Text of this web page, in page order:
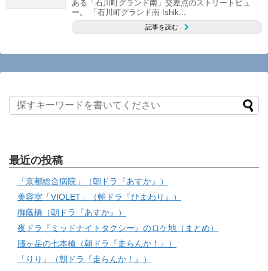
ある「石川町グランド南」交差点のストリートビュ
ー。 「石川町グランド南 Ishik...
記事を読む
最近の投稿
「京都総合病院」（朝ドラ『あすか』）
美容室「VIOLET」（朝ドラ『ひまわり』）
御蔭橋（朝ドラ『あすか』）
夜ドラ『ミッドナイトタクシー』のロケ地（まとめ）
賤ヶ岳の七本槍（朝ドラ『走らんか！』）
「りり」（朝ドラ『走らんか！』）